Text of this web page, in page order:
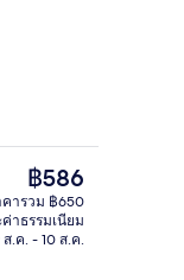
ราคา
ปัจจุบัน
฿586
฿586
คารวม ฿650
าธรรมเนียม
ส.ค. - 10 ส.ค.